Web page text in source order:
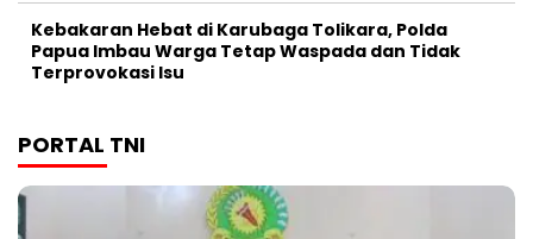
Kebakaran Hebat di Karubaga Tolikara, Polda
Papua Imbau Warga Tetap Waspada dan Tidak
Terprovokasi Isu
PORTAL TNI